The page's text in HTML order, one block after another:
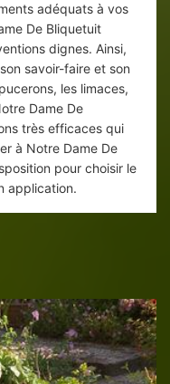
adéquats à vos
De Bliquetuit
dignes. Ainsi,
savoir-faire et son
les limaces,
Dame De
très efficaces qui
à Notre Dame De
pour choisir le
application.